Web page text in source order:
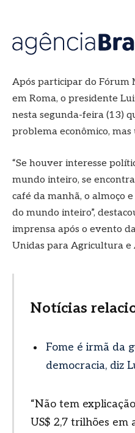
Após participar do Fórum
em Roma, o presidente
nesta segunda-feira (13)
problema econômico,
“Se houver interesse
mundo inteiro, se
café da manhã, o almoço
do mundo inteiro”,
imprensa após o evento
Unidas para Agricultura e
Notícias
Fome é irmã da
democracia, diz
“Não tem
US$ 2,7 trilhões em